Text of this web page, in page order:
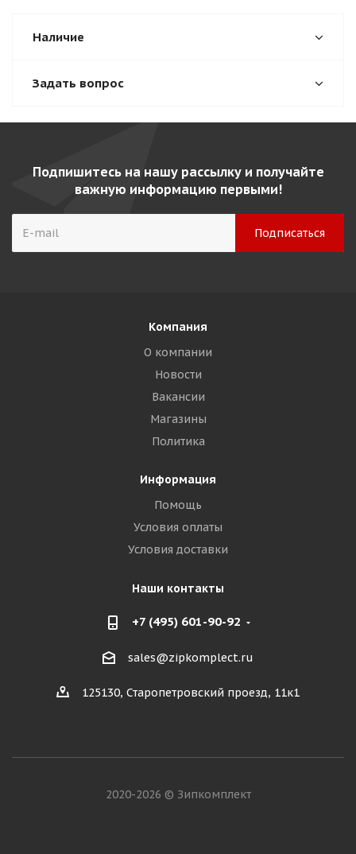
Наличие
Задать вопрос
Подпишитесь на нашу рассылку и получайте
важную информацию первыми!
Компания
О компании
Новости
Вакансии
Магазины
Политика
Информация
Помощь
Условия оплаты
Условия доставки
Наши контакты
+7 (495) 601-90-92
sales@zipkomplect.ru
125130, Старопетровский проезд, 11к1
2020-2026 © Зипкомплект